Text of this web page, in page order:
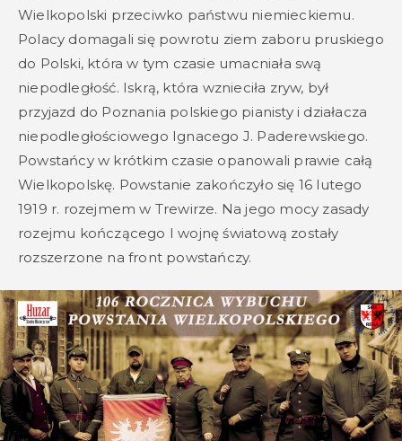
Wielkopolski przeciwko państwu niemieckiemu.
Polacy domagali się powrotu ziem zaboru pruskiego
do Polski, która w tym czasie umacniała swą
niepodległość. Iskrą, która wznieciła zryw, był
przyjazd do Poznania polskiego pianisty i działacza
niepodległościowego Ignacego J. Paderewskiego.
Powstańcy w krótkim czasie opanowali prawie całą
Wielkopolskę. Powstanie zakończyło się 16 lutego
1919 r. rozejmem w Trewirze. Na jego mocy zasady
rozejmu kończącego I wojnę światową zostały
rozszerzone na front powstańczy.